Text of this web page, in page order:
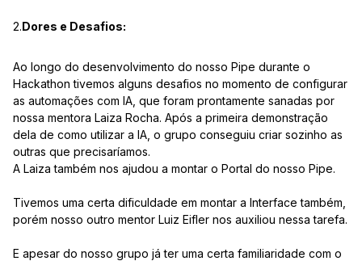
2.Dores e Desafios:
Ao longo do desenvolvimento do nosso Pipe durante o
Hackathon tivemos alguns desafios no momento de configurar
as automações com IA, que foram prontamente sanadas por
nossa mentora Laiza Rocha. Após a primeira demonstração
dela de como utilizar a IA, o grupo conseguiu criar sozinho as
outras que precisaríamos.
A Laiza também nos ajudou a montar o Portal do nosso Pipe.
Tivemos uma certa dificuldade em montar a Interface também,
porém nosso outro mentor Luiz Eifler nos auxiliou nessa tarefa.
E apesar do nosso grupo já ter uma certa familiaridade com o